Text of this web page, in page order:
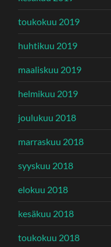
toukokuu 2019
huhtikuu 2019
maaliskuu 2019
helmikuu 2019
joulukuu 2018
marraskuu 2018
syyskuu 2018
elokuu 2018
kesäkuu 2018
toukokuu 2018